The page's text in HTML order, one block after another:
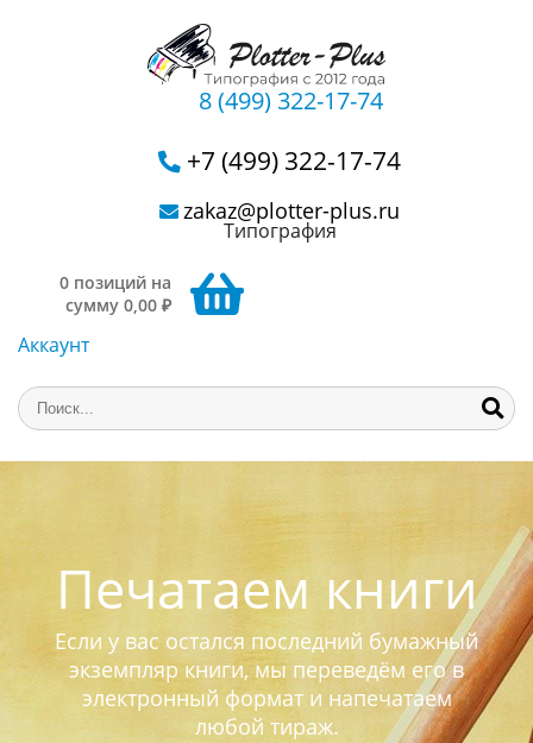
8 (499) 322-17-74
+7 (499) 322-17-74
zakaz@plotter-plus.ru
Типография
0 позиций на
сумму 0,00 ₽
Аккаунт
Печатаем книги
Если у вас остался последний бумажный
экземпляр книги, мы переведём его в
электронный формат и напечатаем
любой тираж.